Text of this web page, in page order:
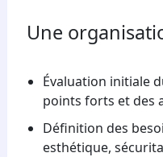
Une
Évaluation initiale
points forts et des
Définition des
esthétique,